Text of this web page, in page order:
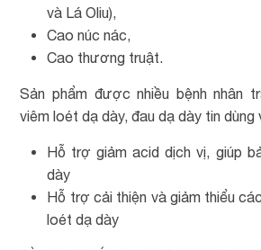
và Lá Oliu),
Cao núc nác,
Cao thương truật.
Sản phẩm được nhiều bệnh nhân
viêm loét dạ dày, đau dạ dày tin dùng
Hỗ trợ giảm acid dịch vị, giúp
dày
Hỗ trợ cải thiện và giảm thiểu
loét dạ dày